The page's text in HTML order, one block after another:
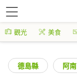
觀光 美食
德島縣 阿南